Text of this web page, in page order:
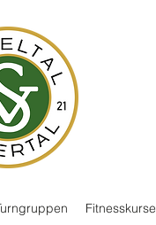
Fitnesskurse